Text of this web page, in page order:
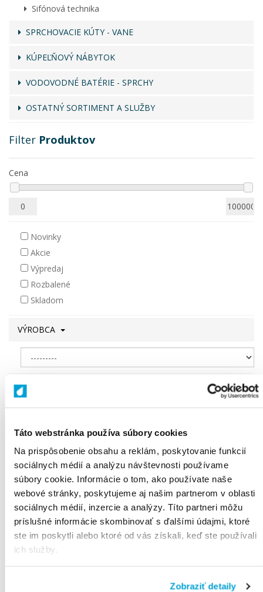
Táto webstránka používa súbory cookies
Na prispôsobenie obsahu a reklám, poskytovanie funkcií
sociálnych médií a analýzu návštevnosti používame
súbory cookie. Informácie o tom, ako používate naše
webové stránky, poskytujeme aj našim partnerom v oblasti
sociálnych médií, inzercie a analýzy. Títo partneri môžu
príslušné informácie skombinovať s ďalšími údajmi, ktoré
ste im poskytli alebo ktoré od vás získali, keď ste používali
ich služby.
Zobraziť detaily
Sifónová technika
SPRCHOVACIE KÚTY - VANE
KÚPEĽŇOVÝ NÁBYTOK
VODOVODNÉ BATÉRIE - SPRCHY
OSTATNÝ SORTIMENT A SLUŽBY
Filter Produktov
Cena
Novinky
Akcie
Výpredaj
Rozbalené
Skladom
VÝROBCA
SÉRIA
Zrušiť filter Filtrovať
Všetkyprodukty